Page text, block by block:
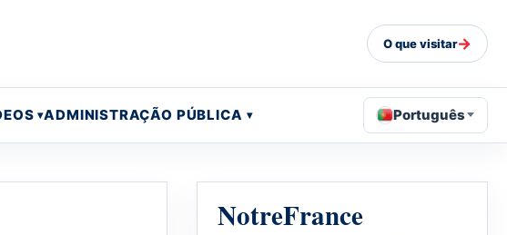
O que visitar→
ADMINISTRAÇÃO PÚBLICA Português
NotreFrance